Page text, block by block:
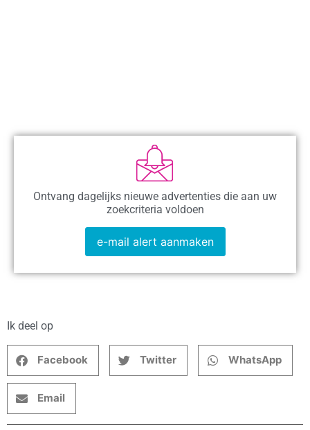
Ontvang dagelijks nieuwe advertenties die aan uw
zoekcriteria voldoen
e-mail alert aanmaken
Ik deel op
Facebook Twitter WhatsApp
Email